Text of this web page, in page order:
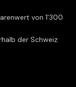
von 1'300
der Schweiz